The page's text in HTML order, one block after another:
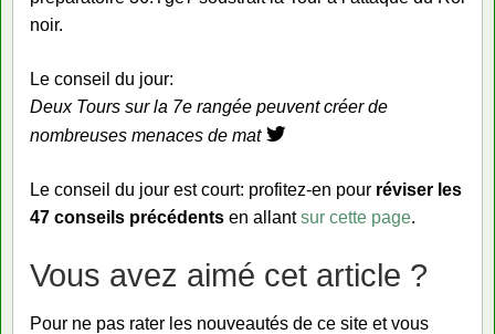
noir.
Le conseil du jour:
Deux Tours sur la 7e rangée peuvent créer de
nombreuses menaces de mat
Le conseil du jour est court: profitez-en pour réviser les
47 conseils précédents en allantsur cette page.
Vous avez aimé cet article ?
Pour ne pas rater les nouveautés de ce site et vous